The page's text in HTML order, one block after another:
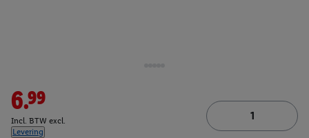
6.99
Incl. BTW excl.
Levering